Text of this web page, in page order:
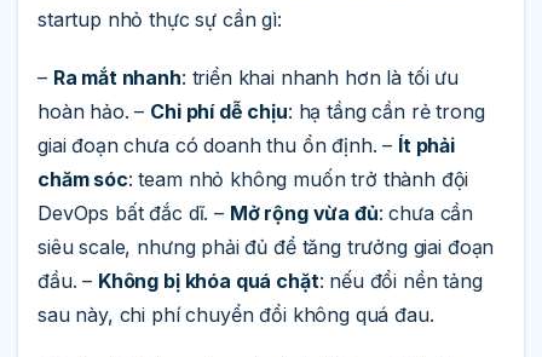
startup nhỏ thực sự cần gì:
– Ra mắt nhanh: triển khai nhanh hơn là tối ưu
hoàn hảo. – Chi phí dễ chịu: hạ tầng cần rẻ trong
giai đoạn chưa có doanh thu ổn định. – Ít phải
chăm sóc: team nhỏ không muốn trở thành đội
DevOps bất đắc dĩ. – Mở rộng vừa đủ: chưa cần
siêu scale, nhưng phải đủ để tăng trưởng giai đoạn
đầu. – Không bị khóa quá chặt: nếu đổi nền tảng
sau này, chi phí chuyển đổi không quá đau.